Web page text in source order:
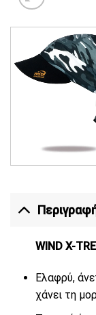
WIND X-
Ελαφρύ,
χάνει τη